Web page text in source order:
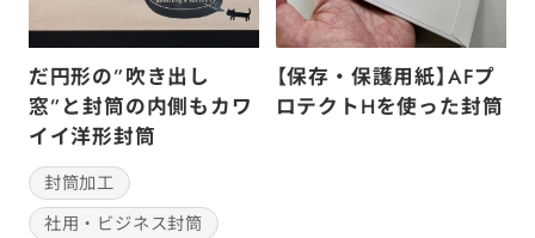
だ円形の”吹き出し
窓”と封筒の内側もカワ
イイ洋形封筒
封筒加工
社用・ビジネス封筒
【保存・保護用紙】AFプ
ロテクトHを使った封筒